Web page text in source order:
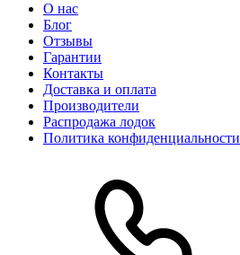
О нас
Блог
Отзывы
Гарантии
Контакты
Доставка и оплата
Производители
Распродажа лодок
Политика конфиденциальности